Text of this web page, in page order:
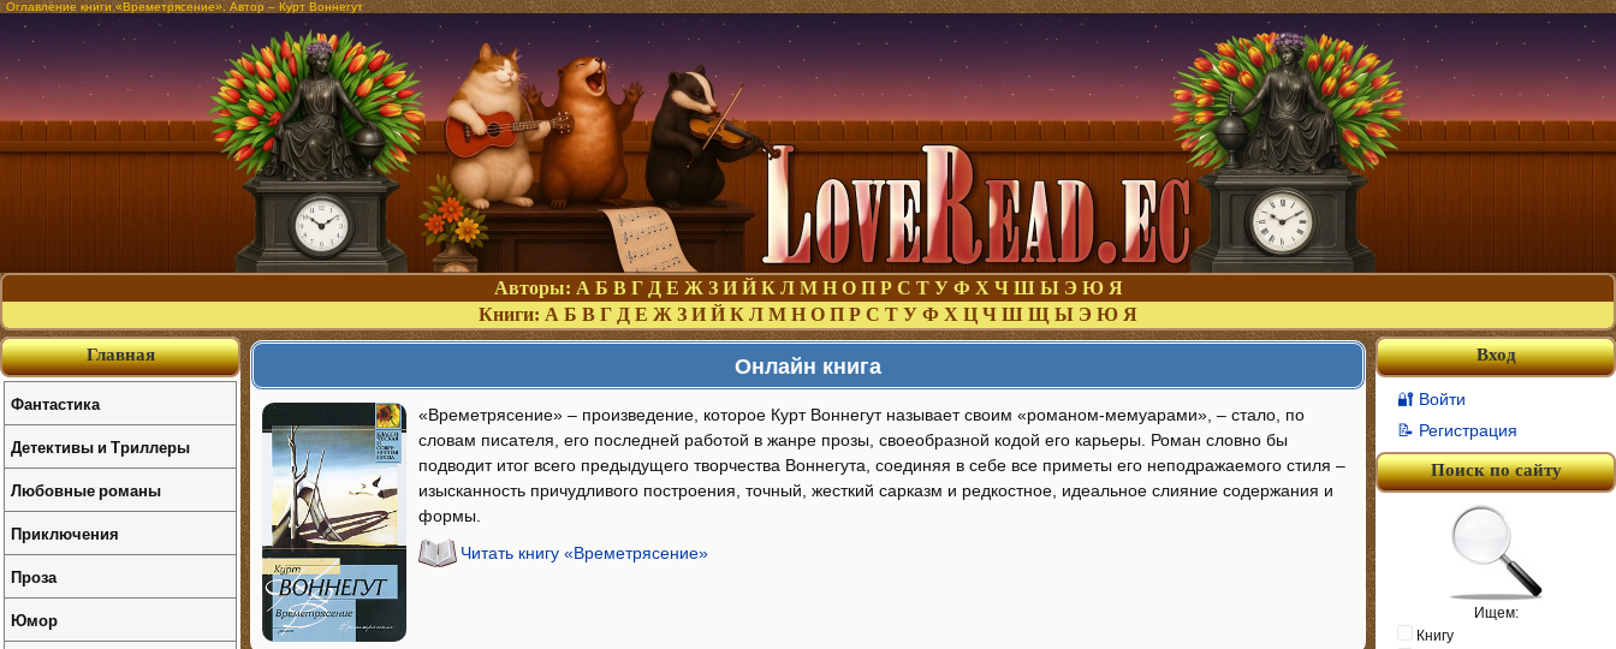
Оглавление книги «Времетрясение». Автор – Курт Воннегут
Авторы: А Б В Г Д Е Ж З И Й К Л М Н О П Р С Т У Ф Х Ч Ш Ы Э Ю Я
Книги: А Б В Г Д Е Ж З И Й К Л М Н О П Р С Т У Ф Х Ц Ч Ш Щ Ы Э Ю Я
Онлайн книга
«Времетрясение» – произведение, которое Курт Воннегут называет своим «романом-мемуарами», – стало, по
словам писателя, его последней работой в жанре прозы, своеобразной кодой его карьеры. Роман словно бы
подводит итог всего предыдущего творчества Воннегута, соединяя в себе все приметы его неподражаемого стиля –
изысканность причудливого построения, точный, жесткий сарказм и редкостное, идеальное слияние содержания и
формы.
Читать книгу «Времетрясение»
Вход
🔐 Войти
📝 Регистрация
Поиск по сайту
Ищем:
Книгу
Главная
Фантастика
Детективы и Триллеры
Любовные романы
Приключения
Проза
Юмор